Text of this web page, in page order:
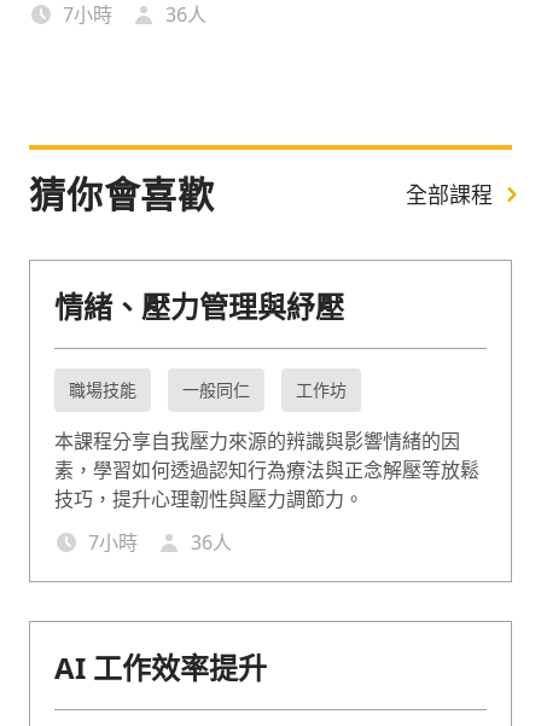
7小時 36人
猜你會喜歡 全部課程
情緒、壓力管理與紓壓
職場技能 一般同仁 工作坊
本課程分享自我壓力來源的辨識與影響情緒的因
素，學習如何透過認知行為療法與正念解壓等放鬆
技巧，提升心理韌性與壓力調節力。
7小時 36人
AI 工作效率提升